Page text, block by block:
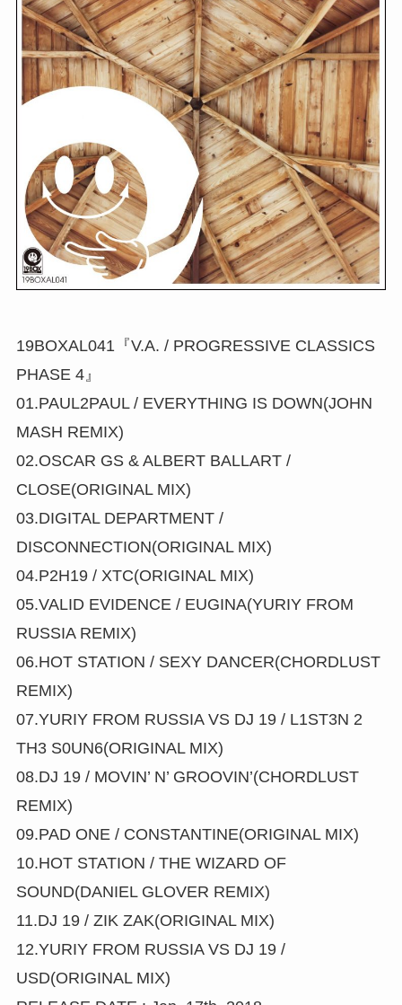
19BOXAL041『V.A. / PROGRESSIVE CLASSICS
PHASE 4』
01.PAUL2PAUL / EVERYTHING IS DOWN(JOHN
MASH REMIX)
02.OSCAR GS & ALBERT BALLART /
CLOSE(ORIGINAL MIX)
03.DIGITAL DEPARTMENT /
DISCONNECTION(ORIGINAL MIX)
04.P2H19 / XTC(ORIGINAL MIX)
05.VALID EVIDENCE / EUGINA(YURIY FROM
RUSSIA REMIX)
06.HOT STATION / SEXY DANCER(CHORDLUST
REMIX)
07.YURIY FROM RUSSIA VS DJ 19 / L1ST3N 2
TH3 S0UN6(ORIGINAL MIX)
08.DJ 19 / MOVIN’ N’ GROOVIN’(CHORDLUST
REMIX)
09.PAD ONE / CONSTANTINE(ORIGINAL MIX)
10.HOT STATION / THE WIZARD OF
SOUND(DANIEL GLOVER REMIX)
11.DJ 19 / ZIK ZAK(ORIGINAL MIX)
12.YURIY FROM RUSSIA VS DJ 19 /
USD(ORIGINAL MIX)